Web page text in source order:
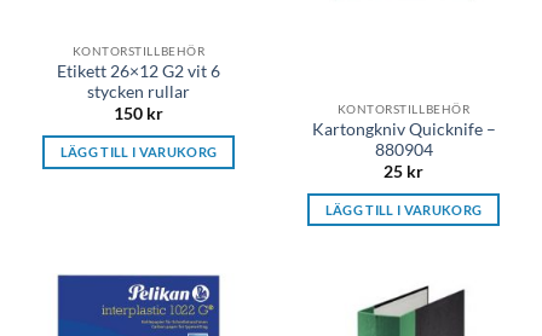
KONTORSTILLBEHÖR
Etikett 26×12 G2 vit 6
stycken rullar
150 kr
LÄGG TILL I VARUKORG
KONTORSTILLBEHÖR
Kartongkniv Quicknife –
880904
25 kr
LÄGG TILL I VARUKORG